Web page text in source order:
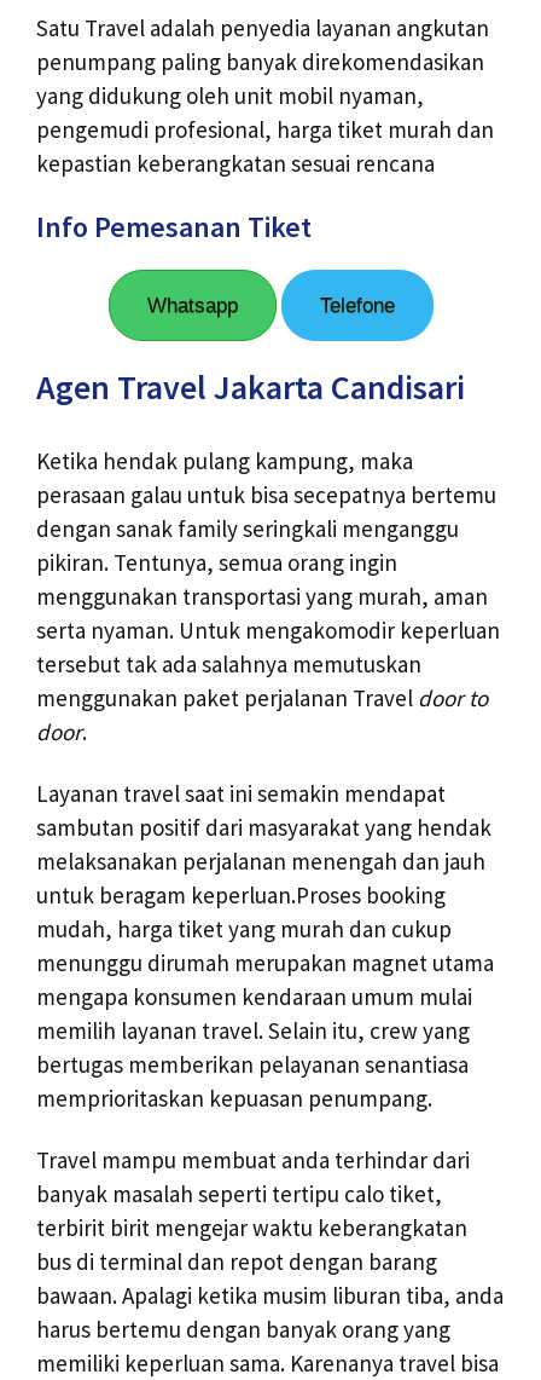
Satu Travel adalah penyedia layanan angkutan
penumpang paling banyak direkomendasikan
yang didukung oleh unit mobil nyaman,
pengemudi profesional, harga tiket murah dan
kepastian keberangkatan sesuai rencana
Info Pemesanan Tiket
Whatsapp Telefone
Agen Travel Jakarta Candisari
Ketika hendak pulang kampung, maka
perasaan galau untuk bisa secepatnya bertemu
dengan sanak family seringkali menganggu
pikiran. Tentunya, semua orang ingin
menggunakan transportasi yang murah, aman
serta nyaman. Untuk mengakomodir keperluan
tersebut tak ada salahnya memutuskan
menggunakan paket perjalanan Travel door to
door.
Layanan travel saat ini semakin mendapat
sambutan positif dari masyarakat yang hendak
melaksanakan perjalanan menengah dan jauh
untuk beragam keperluan.Proses booking
mudah, harga tiket yang murah dan cukup
menunggu dirumah merupakan magnet utama
mengapa konsumen kendaraan umum mulai
memilih layanan travel. Selain itu, crew yang
bertugas memberikan pelayanan senantiasa
memprioritaskan kepuasan penumpang.
Travel mampu membuat anda terhindar dari
banyak masalah seperti tertipu calo tiket,
terbirit birit mengejar waktu keberangkatan
bus di terminal dan repot dengan barang
bawaan. Apalagi ketika musim liburan tiba, anda
harus bertemu dengan banyak orang yang
memiliki keperluan sama. Karenanya travel bisa